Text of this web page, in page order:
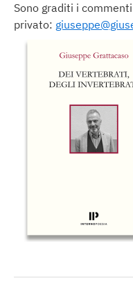
Sono graditi i
privato: